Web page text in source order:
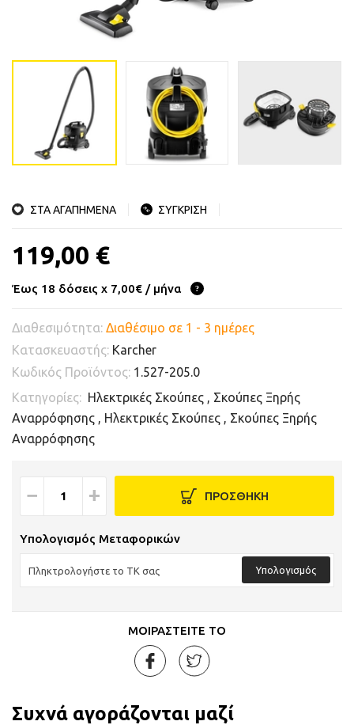
ΣΤΑ ΑΓΑΠΗΜΕΝΑ ΣΥΓΚΡΙΣΗ
119,00 €
Έως 18 δόσεις x 7,00€ / μήνα
Διαθεσιμότητα: Διαθέσιμο σε 1 - 3 ημέρες
Κατασκευαστής: Karcher
Κωδικός Προϊόντος: 1.527-205.0
Κατηγορίες: Ηλεκτρικές Σκούπες , Σκούπες Ξηρής
Αναρρόφησης , Ηλεκτρικές Σκούπες , Σκούπες Ξηρής
Αναρρόφησης
− + ΠΡΟΣΘΗΚΗ
Υπολογισμός Μεταφορικών
Υπολογισμός
ΜΟΙΡΑΣΤΕΙΤΕ ΤΟ
Συχνά αγοράζονται μαζί